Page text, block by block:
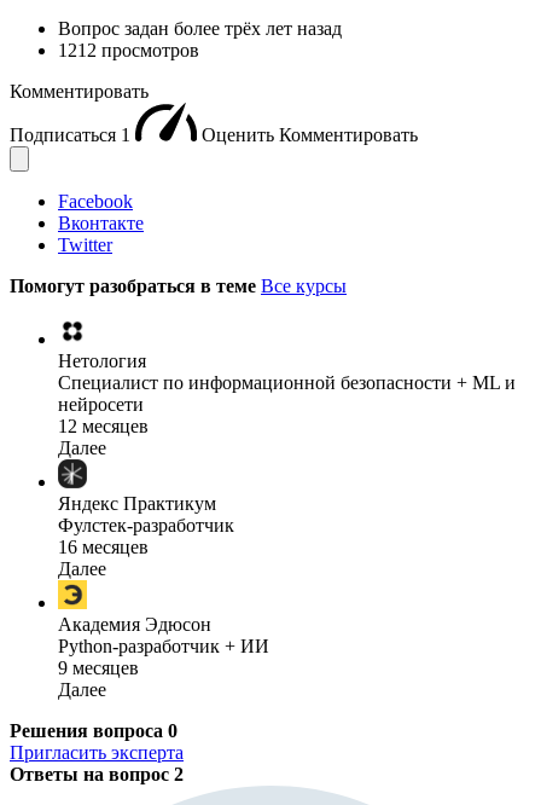
Вопрос задан более трёх лет назад
1212 просмотров
Комментировать
Подписаться 1 Оценить Комментировать
Facebook
Вконтакте
Twitter
Помогут разобраться в теме Все курсы
Нетология
Специалист по информационной безопасности + ML и
нейросети
12 месяцев
Далее
Яндекс Практикум
Фулстек-разработчик
16 месяцев
Далее
Академия Эдюсон
Python-разработчик + ИИ
9 месяцев
Далее
Решения вопроса 0
Пригласить эксперта
Ответы на вопрос 2